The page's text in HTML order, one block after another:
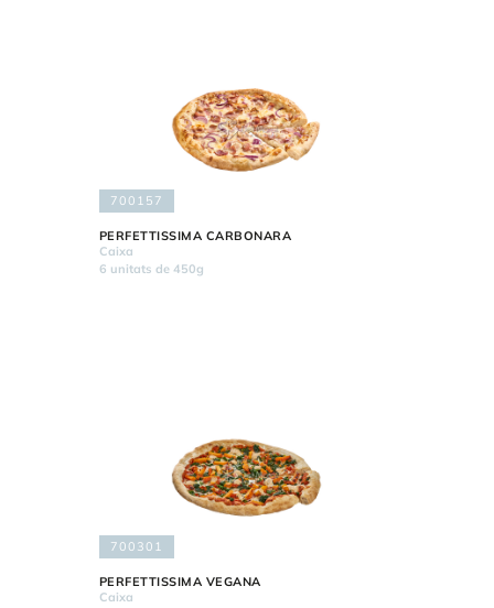
700157
PERFETTISSIMA CARBONARA
Caixa
6 unitats de 450g
700301
PERFETTISSIMA VEGANA
Caixa